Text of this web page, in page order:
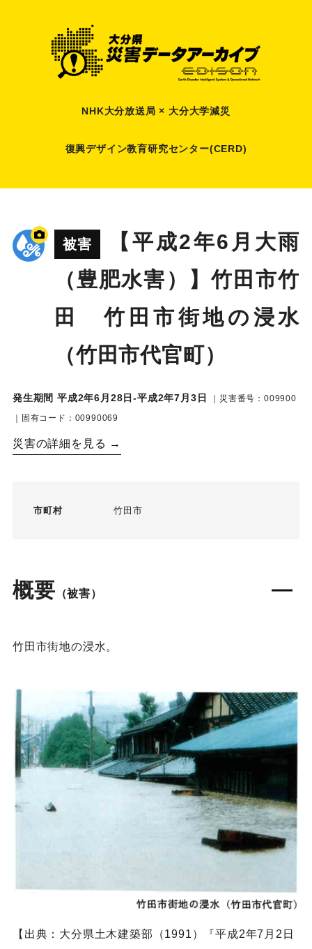
NHK大分放送局 × 大分大学減災
復興デザイン教育研究センター(CERD)
被害
【平成2年6月大雨
（豊肥水害）】竹田市竹
田 竹田市街地の浸水
（竹田市代官町）
発生期間 平成2年6月28日-平成2年7月3日
｜災害番号：009900
｜固有コード：00990069
災害の詳細を見る →
市町村 竹田市
概要 （被害）
竹田市街地の浸水。
【出典：大分県土木建築部（1991）『平成2年7月2日